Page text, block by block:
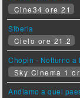
Cine34 ore 21
Siberia
Cielo ore 21.2
Chopin - Notturno a
Sky Cinema 1
Andiamo a quel